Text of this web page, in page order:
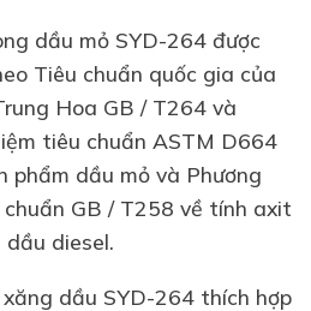
dầu mỏ SYD-264 được
Tiêu chuẩn quốc gia của
Hoa GB / T264 và
tiêu chuẩn ASTM D664
phẩm dầu mỏ và Phương
GB / T258 về tính axit
diesel.
dầu SYD-264 thích hợp